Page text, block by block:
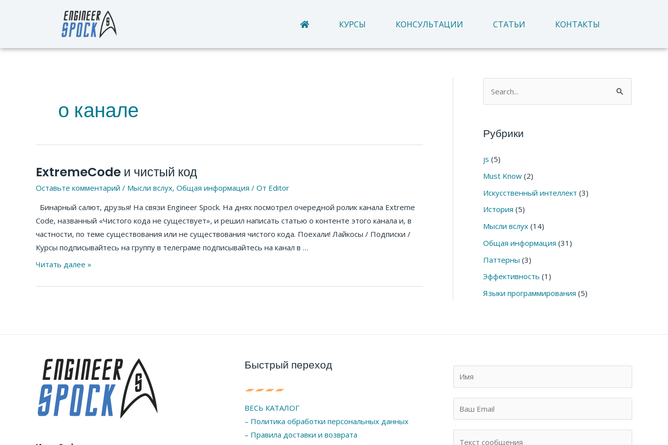
КУРСЫ КОНСУЛЬТАЦИИ СТАТЬИ КОНТАКТЫ
о канале
ExtremeCode и чистый код
Оставьте комментарий / Мысли вслух, Общая информация / От Editor
Бинарный салют, друзья! На связи Engineer Spock. На днях посмотрел очередной ролик канала Extreme
Code, названный «Чистого кода не существует», и решил написать статью о контенте этого канала и, в
частности, по теме существования или не существования чистого кода. Поехали! Лайкосы / Подписки /
Курсы подписывайтесь на группу в телеграме подписывайтесь на канал в …
ExtremeCode
код
Читать далее »
сРубрики
js (5)
Must Know (2)
Искусственный интеллект (3)
История (5)
Мысли вслух (14)
Общая информация (31)
Паттерны (3)
Эффективность (1)
Языки программирования (5)
Быстрый переход
ВЕСЬ КАТАЛОГ
– Политика обработки персональных данных
– Правила доставки и возврата